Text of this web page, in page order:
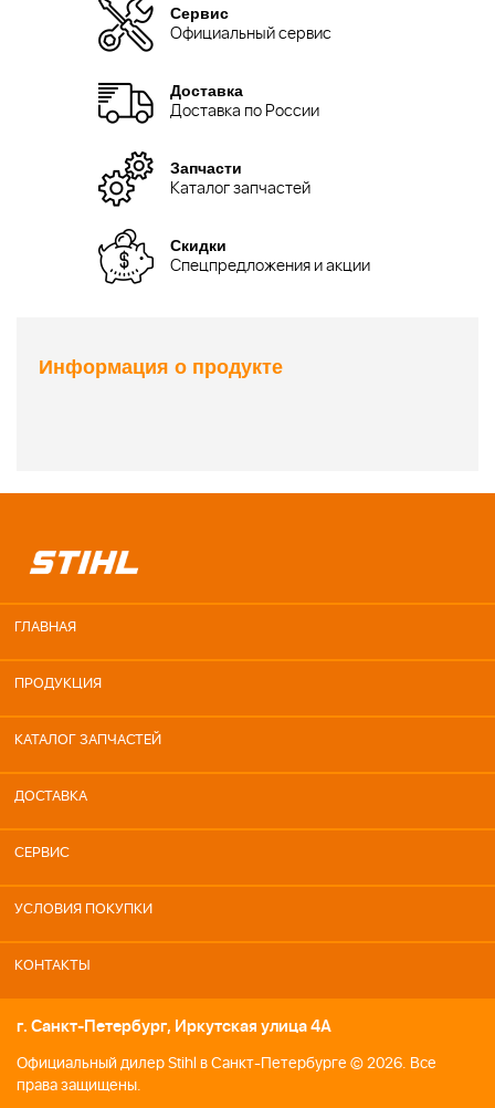
Сервис
Официальный сервис
Доставка
Доставка по России
Запчасти
Каталог запчастей
Скидки
Спецпредложения и акции
Информация о продукте
ГЛАВНАЯ
ПРОДУКЦИЯ
КАТАЛОГ ЗАПЧАСТЕЙ
ДОСТАВКА
СЕРВИС
УСЛОВИЯ ПОКУПКИ
КОНТАКТЫ
г. Санкт-Петербург, Иркутская улица 4А
Официальный дилер Stihl в Санкт-Петербурге © 2026. Все
права защищены.